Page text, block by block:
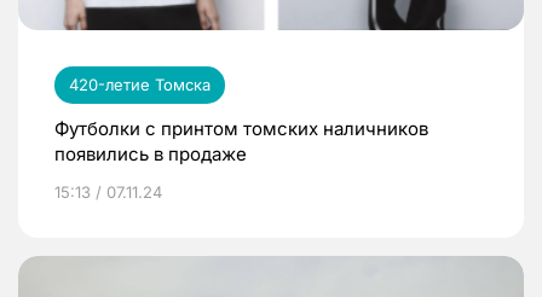
420-летие Томска
Футболки с принтом томских наличников
появились в продаже
15:13 / 07.11.24